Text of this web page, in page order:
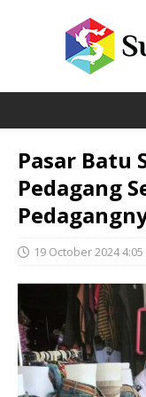
Pasar Batu
Pedagang
19 October 2024